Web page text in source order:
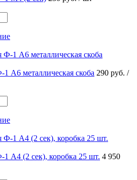
1 А6 металлическая скоба 290 руб. /
1 А4 (2 сек), коробка 25 шт. 4 950